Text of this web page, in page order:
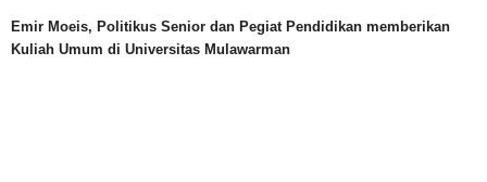
Emir Moeis, Politikus Senior dan Pegiat Pendidikan memberikan
Kuliah Umum di Universitas Mulawarman